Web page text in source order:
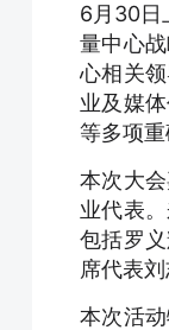
6月30日
量中心
心相关
业及媒
等多项
本次大
业代表
包括罗
席代表
本次活